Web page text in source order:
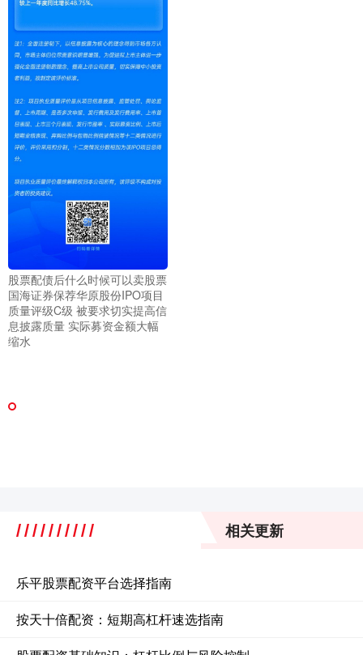
股票配债后什么时候可以卖股票
国海证券保荐华原股份IPO项目
质量评级C级 被要求切实提高信
息披露质量 实际募资金额大幅
缩水
相关更新
乐平股票配资平台选择指南
按天十倍配资：短期高杠杆速选指南